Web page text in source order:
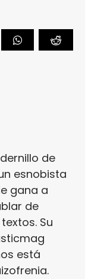
de
esnobista
gana a
de
Su
está